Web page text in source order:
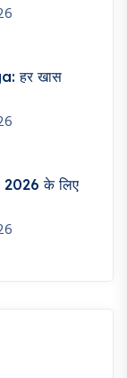
हर खास
के लिए